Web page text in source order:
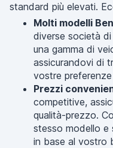
standard più elevati.
Molti modelli
diverse società
una gamma di
assicurandovi di
vostre
Prezzi
competitive,
qualità-prezzo.
stesso modello e
in base al vostro